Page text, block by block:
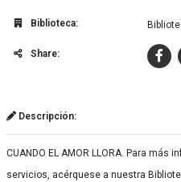
Biblioteca:
Share:
Descripción:
CUANDO EL AMOR LLORA. Para más
servicios, acérquese a nuestra